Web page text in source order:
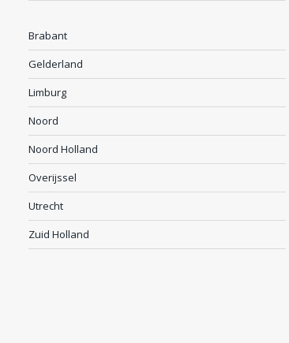
Brabant
Gelderland
Limburg
Noord
Noord Holland
Overijssel
Utrecht
Zuid Holland